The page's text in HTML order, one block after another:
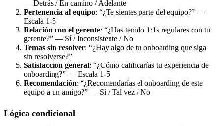
— Detrás / En camino / Adelante
Pertenencia al equipo: “¿Te sientes parte del equipo?” —
Escala 1-5
Relación con el gerente: “¿Has tenido 1:1s regulares con tu
gerente?” — Sí / Inconsistente / No
Temas sin resolver: “¿Hay algo de tu onboarding que siga
sin resolverse?”
Satisfacción general: “¿Cómo calificarías tu experiencia de
onboarding?” — Escala 1-5
Recomendación: “¿Recomendarías el onboarding de este
equipo a un amigo?” — Sí / Tal vez / No
Lógica condicional